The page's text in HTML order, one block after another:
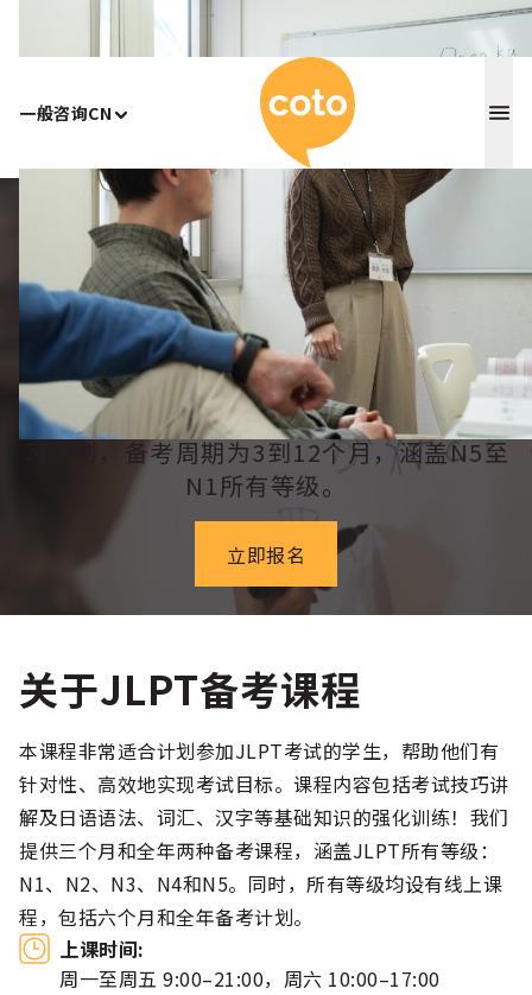
一般咨询CN Coto 日本
JLPT备考课程
JLPT备考课程
在东京或横滨通过JLPT考试！我们提供由
专家指导的备考课程、模拟考试及结构化学
习计划，备考周期为3到12个月，涵盖N5至
N1所有等级。
立即报名
关于JLPT备考课程
本课程非常适合计划参加JLPT考试的学生，帮助他们有
针对性、高效地实现考试目标。课程内容包括考试技巧讲
解及日语语法、词汇、汉字等基础知识的强化训练！我们
提供三个月和全年两种备考课程，涵盖JLPT所有等级：
N1、N2、N3、N4和N5。同时，所有等级均设有线上课
程，包括六个月和全年备考计划。
上课时间:
周一至周五 9:00–21:00，周六 10:00–17:00